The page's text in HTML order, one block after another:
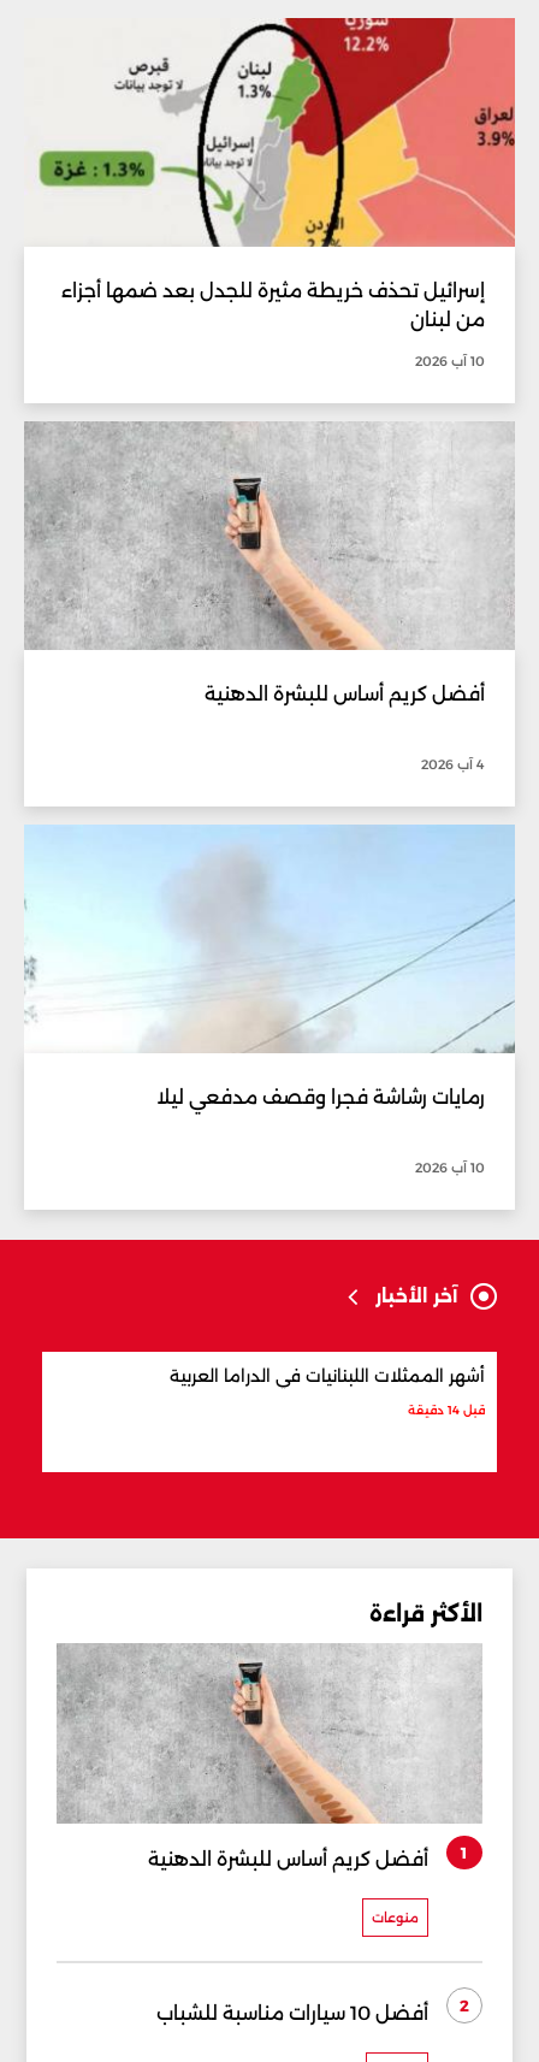
إسرائيل تحذف خريطة مثيرة للجدل بعد ضمها أجزاء
من لبنان
10 آب 2026
أفضل كريم أساس للبشرة الدهنية
4 آب 2026
رمايات رشاشة فجرا وقصف مدفعي ليلا
10 آب 2026
آخر الأخبار
أشهر الممثلات اللبنانيات في الدراما العربية
قبل 14 دقيقة
الأكثر قراءة
1 أفضل كريم أساس للبشرة الدهنية
منوعات
2 أفضل 10 سيارات مناسبة للشباب